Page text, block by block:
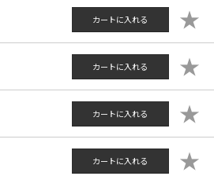
カートに入れる ★
カートに入れる ★
カートに入れる ★
カートに入れる ★